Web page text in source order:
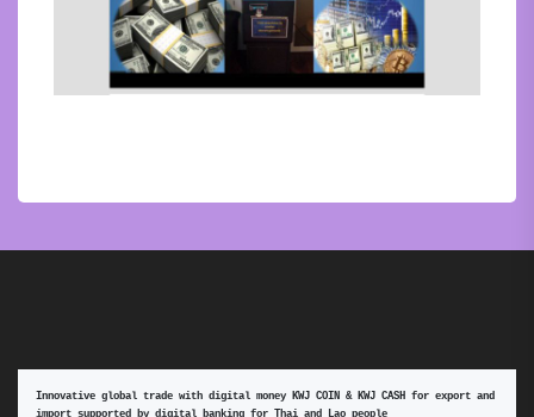
Innovative global trade with digital money KWJ COIN & KWJ CASH for export and
import supported by digital banking for Thai and Lao people